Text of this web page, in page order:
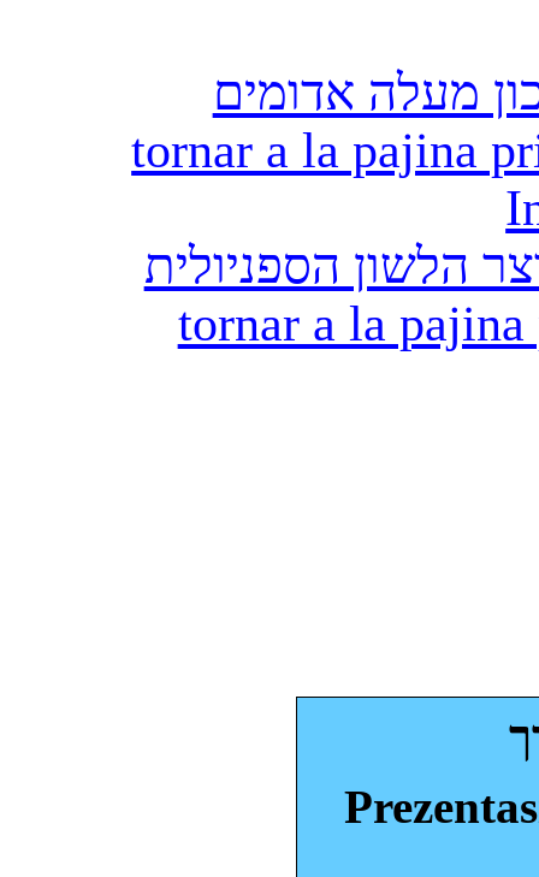
מעלה אדומים
tornar a la pajina
הלשון הספניולית
tornar a la